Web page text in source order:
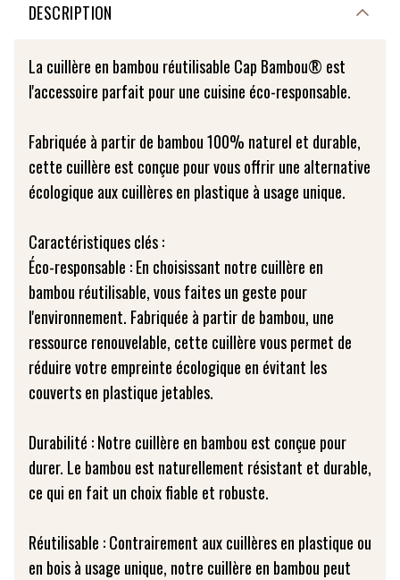
DESCRIPTION
La cuillère en bambou réutilisable Cap Bambou® est
l'accessoire parfait pour une cuisine éco-responsable.
Fabriquée à partir de bambou 100% naturel et durable,
cette cuillère est conçue pour vous offrir une alternative
écologique aux cuillères en plastique à usage unique.
Caractéristiques clés :
Éco-responsable : En choisissant notre cuillère en
bambou réutilisable, vous faites un geste pour
l'environnement. Fabriquée à partir de bambou, une
ressource renouvelable, cette cuillère vous permet de
réduire votre empreinte écologique en évitant les
couverts en plastique jetables.
Durabilité : Notre cuillère en bambou est conçue pour
durer. Le bambou est naturellement résistant et durable,
ce qui en fait un choix fiable et robuste.
Réutilisable : Contrairement aux cuillères en plastique ou
en bois à usage unique, notre cuillère en bambou peut